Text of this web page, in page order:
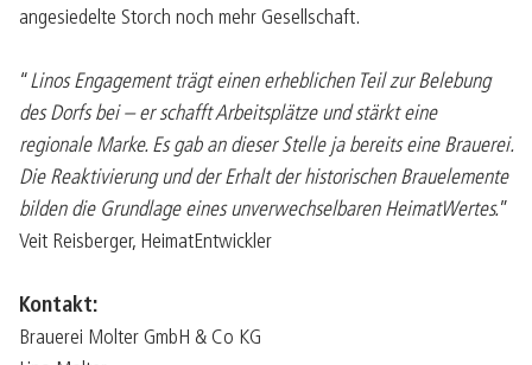
angesiedelte Storch noch mehr Gesellschaft.
“Linos Engagement trägt einen erheblichen Teil zur Belebung
des Dorfs bei – er schafft Arbeitsplätze und stärkt eine
regionale Marke. Es gab an dieser Stelle ja bereits eine Brauerei.
Die Reaktivierung und der Erhalt der historischen Brauelemente
bilden die Grundlage eines unverwechselbaren HeimatWertes.”
Veit Reisberger, HeimatEntwickler
Kontakt:
Brauerei Molter GmbH & Co KG